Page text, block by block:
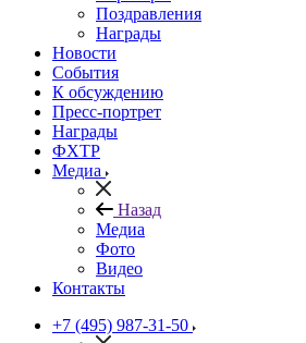
Поздравления
Награды
Новости
События
К обсуждению
Пресс-портрет
Награды
ФХТР
Медиа
Назад
Медиа
Фото
Видео
Контакты
+7 (495) 987-31-50